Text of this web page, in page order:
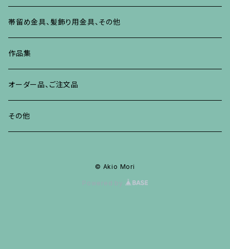
イヤリング・ピアス
ブレスレット、バングル、その他
リング
ブレスレット、バングル、その他
ネックレス、ペンダント
ブレスレット、その他
リング
イヤリング、ピアス
ネックレス、ペンダント
リング
ブレスレット、バングル
ブローチ
イヤリング、ピアス
ネックレス、ペンダント
リング
帯留め金具、髪飾り用金具、その他
作品集
オーダー品、ご注文品
その他
© Akio Mori
Powered by